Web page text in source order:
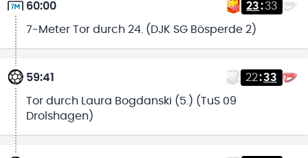
60:00 23:33
7-Meter Tor durch 24. (DJK SG Bösperde 2)
59:41 22:33
Tor durch Laura Bogdanski (5.) (TuS 09
Drolshagen)